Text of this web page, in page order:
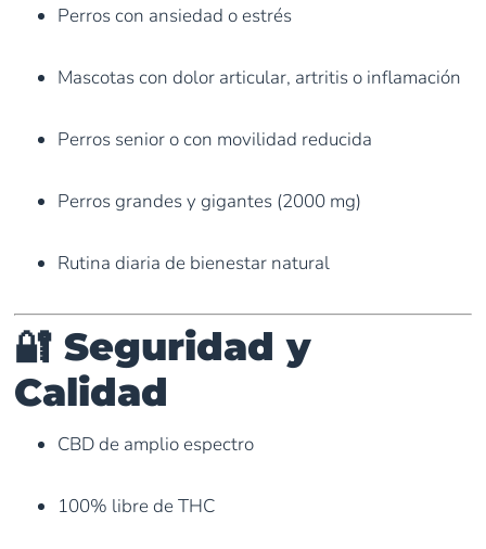
Perros con ansiedad o estrés
Mascotas con dolor articular, artritis o inflamación
Perros senior o con movilidad reducida
Perros grandes y gigantes (2000 mg)
Rutina diaria de bienestar natural
🔐 Seguridad y
Calidad
CBD de amplio espectro
100% libre de THC